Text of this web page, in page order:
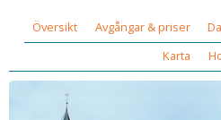
Översikt Avgångar & priser
Karta